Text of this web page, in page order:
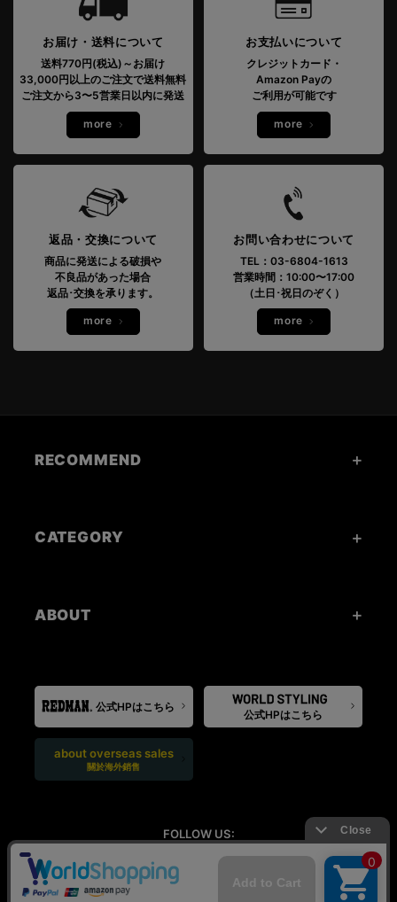
お届け・送料について
送料770円(税込)～お届け
33,000円以上のご注文で送料無料
ご注文から3〜5営業日以内に発送
more
お支払いについて
クレジットカード・
Amazon Payの
ご利用が可能です
more
返品・交換について
商品に発送による破損や
不良品があった場合
返品･交換を承ります。
more
お問い合わせについて
TEL：03-6804-1613
営業時間：10:00〜17:00
（土日･祝日のぞく）
more
RECOMMEND
CATEGORY
ABOUT
公式HPはこちら
公式HPはこちら
about overseas sales
關於海外銷售
FOLLOW US: